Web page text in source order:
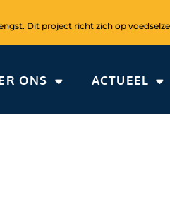
Dit project richt zich op
ONS ACTUEEL